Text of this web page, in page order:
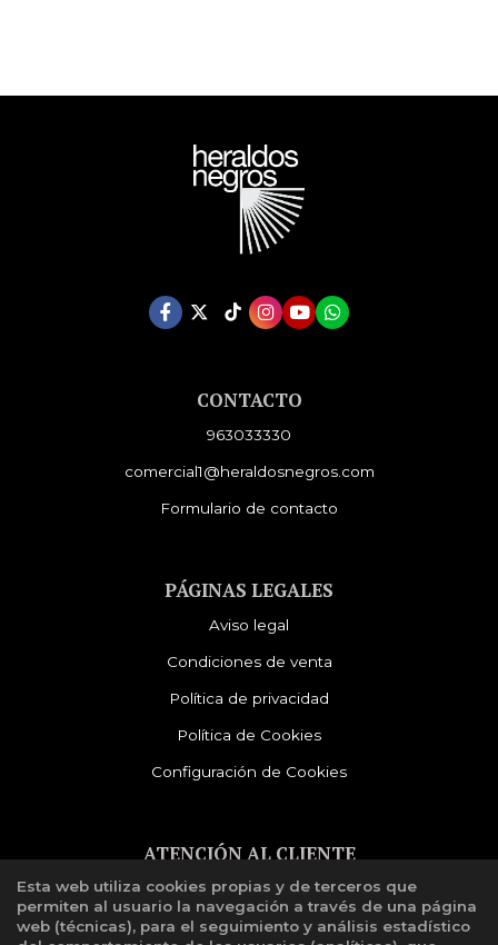
CONTACTO
963033330
comercial1@heraldosnegros.com
Formulario de contacto
PÁGINAS LEGALES
Aviso legal
Condiciones de venta
Política de privacidad
Política de Cookies
Configuración de Cookies
ATENCIÓN AL CLIENTE
Quiénes somos
Libro de reclamaciones
Esta web utiliza cookies propias y de terceros que
permiten al usuario la navegación a través de una página
web (técnicas), para el seguimiento y análisis estadístico